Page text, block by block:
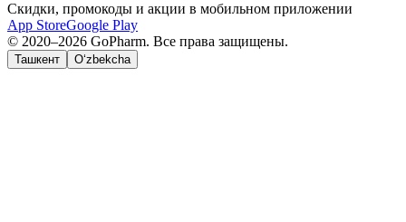
Скидки, промокоды и акции в мобильном приложении
App StoreGoogle Play
© 2020–2026 GoPharm. Все права защищены.
Ташкент O‘zbekcha